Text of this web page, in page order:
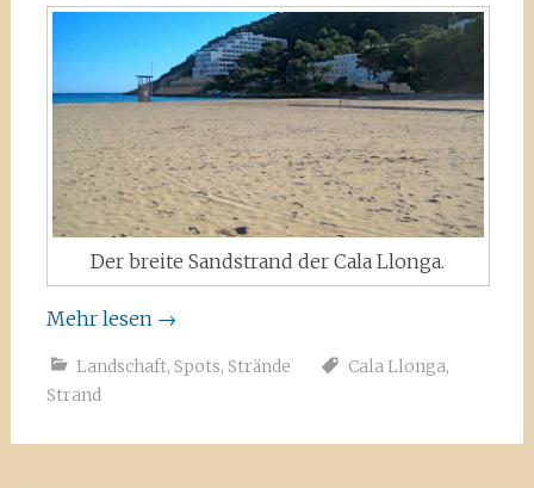
Der breite Sandstrand der Cala Llonga.
Mehr lesen →
Landschaft, Spots, Strände Cala Llonga,
Strand